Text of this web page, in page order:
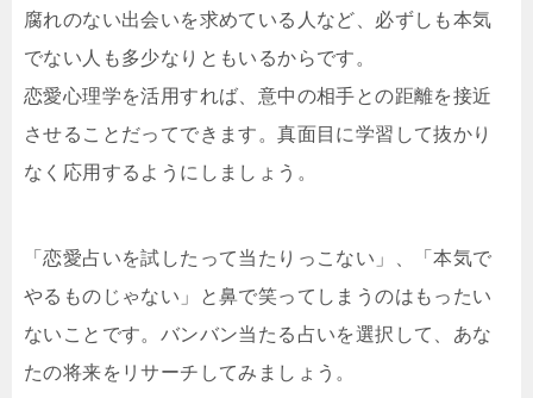
腐れのない出会いを求めている人など、必ずしも本気
でない人も多少なりともいるからです。
恋愛心理学を活用すれば、意中の相手との距離を接近
させることだってできます。真面目に学習して抜かり
なく応用するようにしましょう。
「恋愛占いを試したって当たりっこない」、「本気で
やるものじゃない」と鼻で笑ってしまうのはもったい
ないことです。バンバン当たる占いを選択して、あな
たの将来をリサーチしてみましょう。